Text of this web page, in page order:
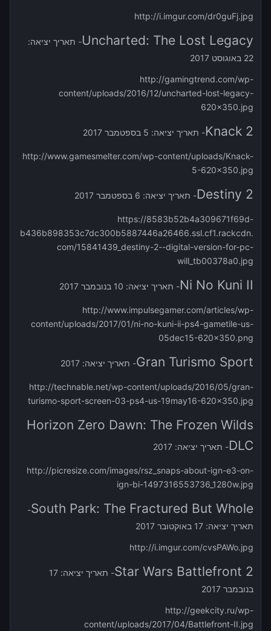
http://i.imgur.com/dr0guFj.jpg
Uncharted: The Lost Legacy- תאריך יציאה:
22 באוגוסט 2017
http://gamingtrend.com/wp-
content/uploads/2016/12/uncharted-lost-legacy-
620x350.jpg
Knack 2- תאריך יציאה: 5 בספטמבר 2017
http://www.gamesmelter.com/wp-content/uploads/Knack-
5-620x350.jpg
Destiny 2- תאריך יציאה: 6 בספטמבר 2017
https://8583b52b4a309671f69d-
b436b898353c7dc300b5887446a26466.ssl.cf1.rackcdn.
com/15841439_destiny-2--digital-version-for-pc-
will_tb00378a0.jpg
Ni No Kuni II- תאריך יציאה: 10 בנובמבר 2017
http://www.impulsegamer.com/articles/wp-
content/uploads/2017/01/ni-no-kuni-ii-ps4-gametile-us-
05dec15-620x350.png
Gran Turismo Sport- תאריך יציאה: 2017
http://technable.net/wp-content/uploads/2016/05/gran-
turismo-sport-screen-03-ps4-us-19may16-620x350.jpg
Horizon Zero Dawn: The Frozen Wilds
DLC- תאריך יציאה: 2017
http://picresize.com/images/rsz_snaps-about-ign-e3-on-
ign-bi-1497316553736_1280w.jpg
South Park: The Fractured But Whole
-
תאריך יציאה: 17 באוקטובר 2017
http://i.imgur.com/cvsPAWo.jpg
Star Wars Battlefront 2
- תאריך יציאה: 17
בנובמבר 2017
http://geekcity.ru/wp-
content/uploads/2017/04/Battlefront-II.jpg